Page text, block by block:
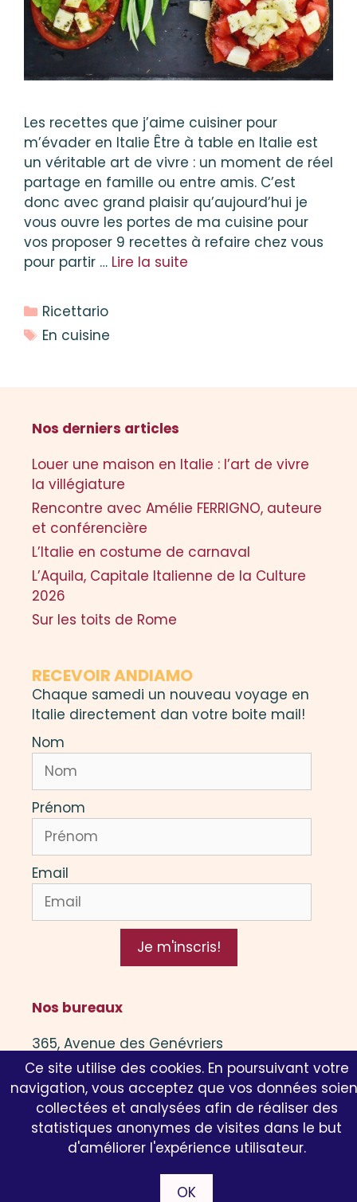
Les recettes que j’aime cuisiner pour
m’évader en Italie Être à table en Italie est
un véritable art de vivre : un moment de réel
partage en famille ou entre amis. C’est
donc avec grand plaisir qu’aujourd’hui je
vous ouvre les portes de ma cuisine pour
vos proposer 9 recettes à refaire chez vous
pour partir … Lire la suite
Catégories
Ricettario
Étiquettes
En cuisine
Nos derniers articles
Louer une maison en Italie : l’art de vivre
la villégiature
Rencontre avec Amélie FERRIGNO, auteure
et conférencière
L’Italie en costume de carnaval
L’Aquila, Capitale Italienne de la Culture
2026
Sur les toits de Rome
RECEVOIR ANDIAMO
Chaque samedi un nouveau voyage en
Italie directement dan votre boite mail!
Nom
Prénom
Email
Je m'inscris!
Nos bureaux
365, Avenue des Genévriers
13 600 La Ciotat
Nous bureaux n'accueillent pas le public
Ce site utilise des cookies. En poursuivant votre
navigation, vous acceptez que vos données
collectées et analysées afin de réaliser des
statistiques anonymes de visites dans le but
d'améliorer l'expérience utilisateur.
OK